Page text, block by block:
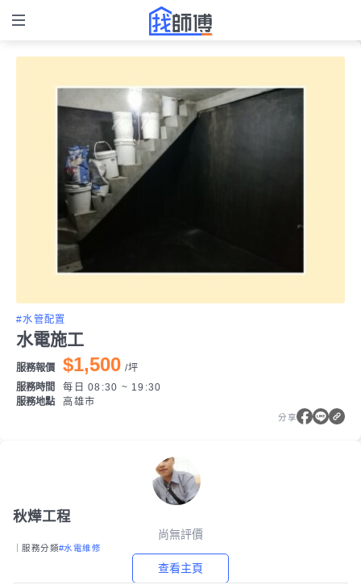
#水管配置
水電施工
服務報價 $1,500 /坪
服務時間
每日 08:30 ~ 19:30
服務地點
高雄市
分享
秋燁工程
尚無評價
｜服務分類#水電維修
查看主頁